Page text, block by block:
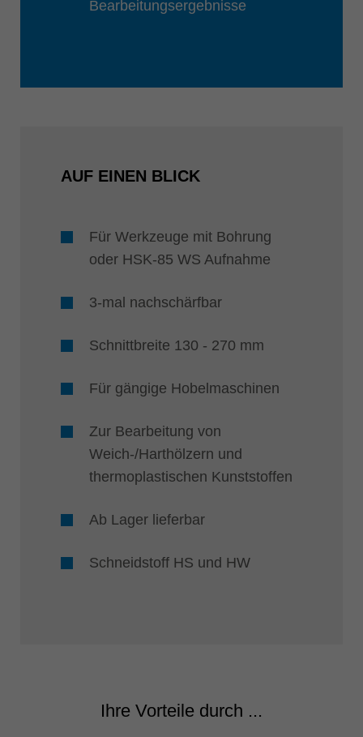
Bearbeitungsergebnisse
AUF EINEN BLICK
Für Werkzeuge mit Bohrung
oder HSK-85 WS Aufnahme
3-mal nachschärfbar
Schnittbreite 130 - 270 mm
Für gängige Hobelmaschinen
Zur Bearbeitung von
Weich-/Harthölzern und
thermoplastischen Kunststoffen
Ab Lager lieferbar
Schneidstoff HS und HW
Ihre Vorteile durch ...